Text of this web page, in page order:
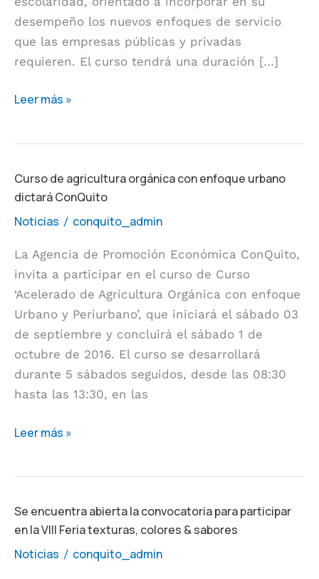
desempeño los nuevos enfoques de servicio
que las empresas públicas y privadas
requieren. El curso tendrá una duración […]
Leer más »
Curso de agricultura orgánica con enfoque urbano
dictará ConQuito
Noticias / conquito_admin
La Agencia de Promoción Económica ConQuito,
invita a participar en el curso de Curso
‘Acelerado de Agricultura Orgánica con enfoque
Urbano y Periurbano’, que iniciará el sábado 03
de septiembre y concluirá el sábado 1 de
octubre de 2016. El curso se desarrollará
durante 5 sábados seguidos, desde las 08:30
hasta las 13:30, en las
Curso
de
agricultura
con
enfoque
urbano
dictará
ConQuito
Leer más »
Se encuentra abierta la convocatoria para participar
en la VIII Feria texturas, colores & sabores
Noticias / conquito_admin
Se
encuentra
abierta